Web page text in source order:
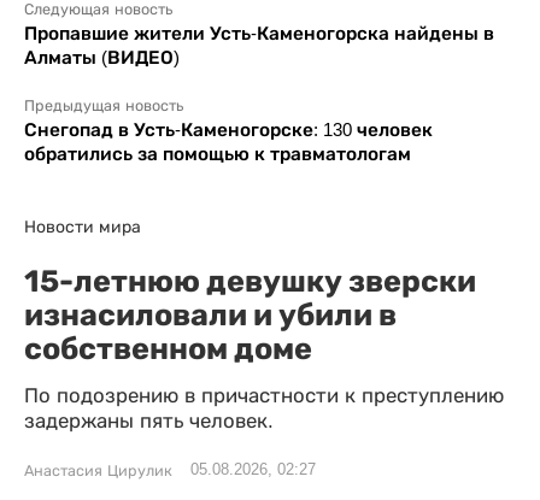
Следующая новость
Пропавшие жители Усть-Каменогорска найдены в
Алматы (ВИДЕО)
Предыдущая новость
Снегопад в Усть-Каменогорске: 130 человек
обратились за помощью к травматологам
Новости мира
15-летнюю девушку зверски
изнасиловали и убили в
собственном доме
По подозрению в причастности к преступлению
задержаны пять человек.
Анастасия Цирулик 05.08.2026, 02:27